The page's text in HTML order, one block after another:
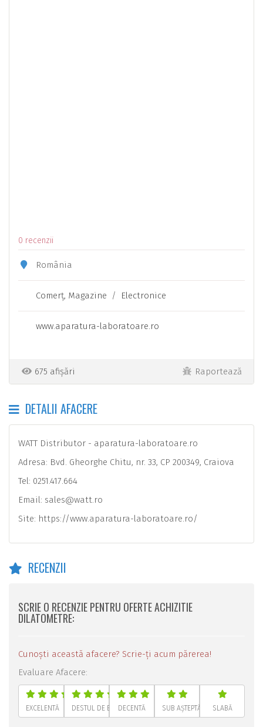
0 recenzii
România
Comerţ, Magazine / Electronice
www.aparatura-laboratoare.ro
675 afișări Raportează
DETALII AFACERE
WATT Distributor - aparatura-laboratoare.ro
Adresa: Bvd. Gheorghe Chitu, nr. 33, CP 200349, Craiova
Tel: 0251.417.664
Email: sales@watt.ro
Site: https://www.aparatura-laboratoare.ro/
RECENZII
SCRIE O RECENZIE PENTRU OFERTE ACHIZITIE
DILATOMETRE:
Cunoști această afacere? Scrie-ți acum părerea!
Evaluare Afacere:
EXCELENTĂ DESTUL DE BUNĂDECENTĂ SUB AȘTEPTĂRI SLABĂ